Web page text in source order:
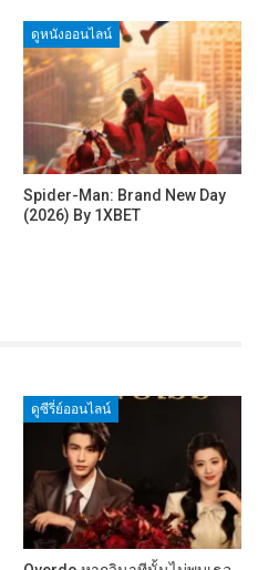
ดูหนังออนไลน์
Spider-Man: Brand New Day
(2026) By 1XBET
ดูซีรี่ย์ออนไลน์